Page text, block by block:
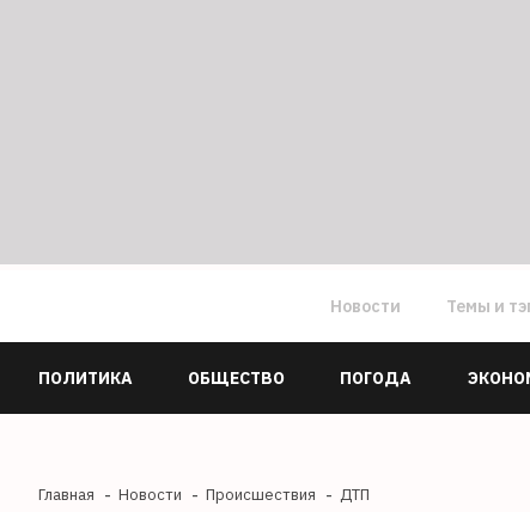
Новости Темы и
ПОЛИТИКА ОБЩЕСТВО ПОГОДА
Главная Новости Происшествия ДТП